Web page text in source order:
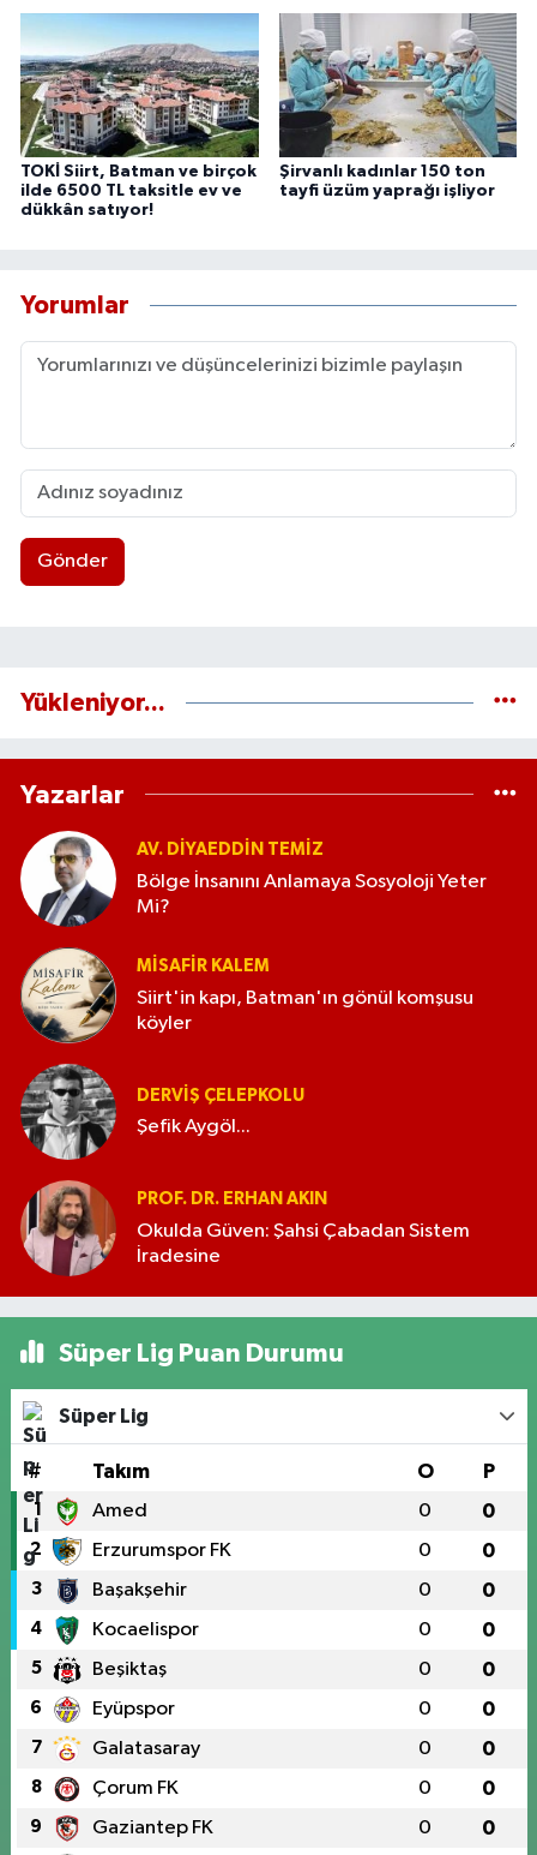
TOKİ Siirt, Batman ve birçok
ilde 6500 TL taksitle ev ve
dükkân satıyor!
Şirvanlı kadınlar 150 ton
tayfi üzüm yaprağı işliyor
Yorumlar
Gönder
Yükleniyor...
Yazarlar
AV. DIYAEDDIN TEMIZ
Bölge İnsanını Anlamaya Sosyoloji Yeter
Mi?
MISAFIR KALEM
Siirt'in kapı, Batman'ın gönül komşusu
köyler
DERVIŞ ÇELEPKOLU
Şefik Aygöl...
PROF. DR. ERHAN AKIN
Okulda Güven: Şahsi Çabadan Sistem
İradesine
Süper Lig Puan Durumu
Süper Lig
# Takım O P
1 Amed 0 0
2 Erzurumspor FK 0 0
3 Başakşehir 0 0
4 Kocaelispor 0 0
5 Beşiktaş 0 0
6 Eyüpspor 0 0
7 Galatasaray 0 0
8 Çorum FK 0 0
9 Gaziantep FK 0 0